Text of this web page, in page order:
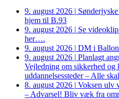
9. august 2026 |
hjem til B.93
9. august 2026 | Se
her….
9. august 2026 | DM i
9. august 2026 | Planlagt
Vejledning om sikkerhed og
uddannelsessteder – Alle
8. august 2026 | Voksen ulv
– Advarsel! Bliv væk fra